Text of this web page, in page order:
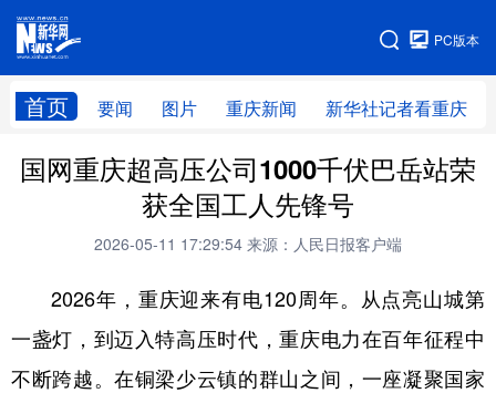
PC版本
首页 要闻 图片 重庆新闻 新华社记者看重庆
网站地图
国网重庆超高压公司1000千伏巴岳站荣
获全国工人先锋号
2026-05-11 17:29:54 来源：人民日报客户端
2026年，重庆迎来有电120周年。从点亮山城第
一盏灯，到迈入特高压时代，重庆电力在百年征程中
不断跨越。在铜梁少云镇的群山之间，一座凝聚国家